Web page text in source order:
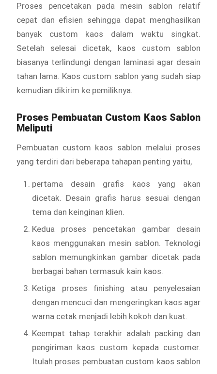
Proses pencetakan pada mesin sablon relatif
cepat dan efisien sehingga dapat menghasilkan
banyak custom kaos dalam waktu singkat.
Setelah selesai dicetak, kaos custom sablon
biasanya terlindungi dengan laminasi agar desain
tahan lama. Kaos custom sablon yang sudah siap
kemudian dikirim ke pemiliknya.
Proses Pembuatan Custom Kaos Sablon
Meliputi
Pembuatan custom kaos sablon melalui proses
yang terdiri dari beberapa tahapan penting yaitu,
pertama desain grafis kaos yang akan
dicetak. Desain grafis harus sesuai dengan
tema dan keinginan klien.
Kedua proses pencetakan gambar desain
kaos menggunakan mesin sablon. Teknologi
sablon memungkinkan gambar dicetak pada
berbagai bahan termasuk kain kaos.
Ketiga proses finishing atau penyelesaian
dengan mencuci dan mengeringkan kaos agar
warna cetak menjadi lebih kokoh dan kuat.
Keempat tahap terakhir adalah packing dan
pengiriman kaos custom kepada customer.
Itulah proses pembuatan custom kaos sablon